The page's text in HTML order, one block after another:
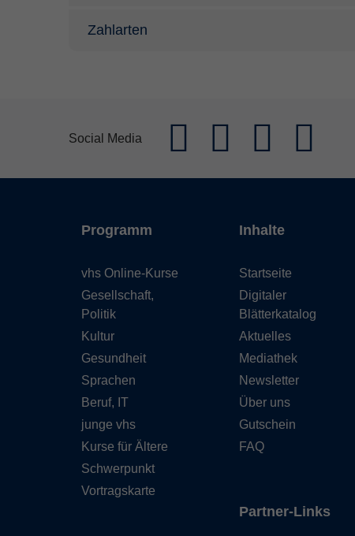
Zahlarten
Social Media
Programm
vhs Online-Kurse
Gesellschaft,
Politik
Kultur
Gesundheit
Sprachen
Beruf, IT
junge vhs
Kurse für Ältere
Schwerpunkt
Vortragskarte
Inhalte
Startseite
Digitaler
Blätterkatalog
Aktuelles
Mediathek
Newsletter
Über uns
Gutschein
FAQ
Partner-Links